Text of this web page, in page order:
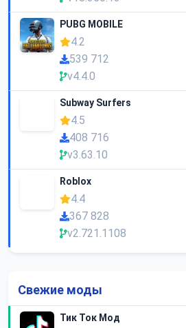
PUBG MOBILE
4.2
539 712
v4.4.0
Subway Surfers
4.5
408 716
v3.63.10
Roblox
4.4
367 828
v2.721.1108
Свежие моды
Тик Ток Мод